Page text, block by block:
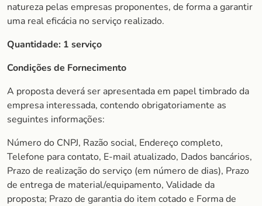
natureza pelas empresas proponentes, de forma a garantir
uma real eficácia no serviço realizado.
Quantidade: 1 serviço
Condições de Fornecimento
A proposta deverá ser apresentada em papel timbrado da
empresa interessada, contendo obrigatoriamente as
seguintes informações:
Número do CNPJ, Razão social, Endereço completo,
Telefone para contato, E-mail atualizado, Dados bancários,
Prazo de realização do serviço (em número de dias), Prazo
de entrega de material/equipamento, Validade da
proposta; Prazo de garantia do item cotado e Forma de